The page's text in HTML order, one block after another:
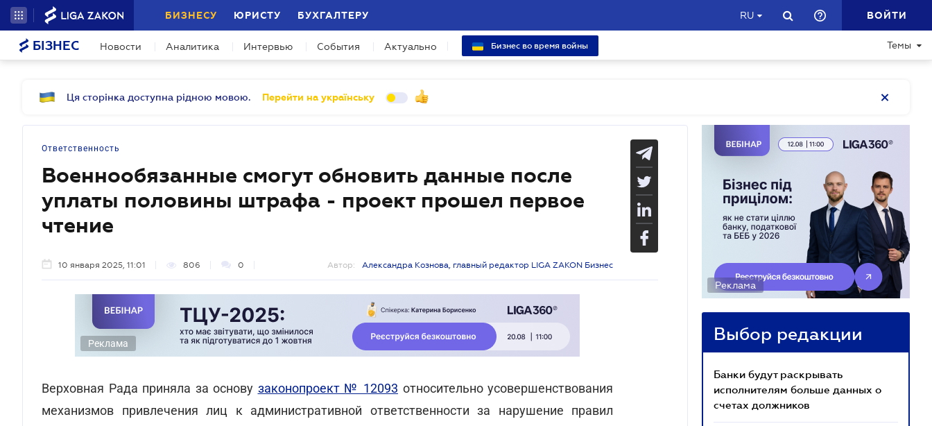
БИЗНЕСУ ЮРИСТУ БУХГАЛТЕРУ RU ВОЙТИ
БІЗНЕС Новости Аналитика Интервью События Актуально Бизнес во время войны Темы
Ця сторінка доступна рідною мовою. Перейти на українську
Ответственность
Военнообязанные смогут обновить данные после
уплаты половины штрафа - проект прошел первое
чтение
10 января 2025, 11:01 806 0 Автор: Александра Кознова, главный редактор LIGA ZAKON Бизнес
Реклама
Верховная Рада приняла за основу законопроект № 12093 относительно усовершенствования
механизмов привлечения лиц к административной ответственности за нарушение правил
Реклама
Выбор редакции
Банки будут раскрывать
исполнителям больше данных о
счетах должников